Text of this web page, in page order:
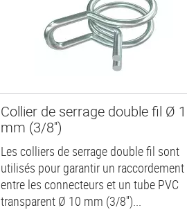
Collier de serrage double fil Ø
mm (3/8'')
Les colliers de serrage double fil sont
utilisés pour garantir un
entre les connecteurs et un tube PVC
transparent Ø 10 mm (3/8'')...